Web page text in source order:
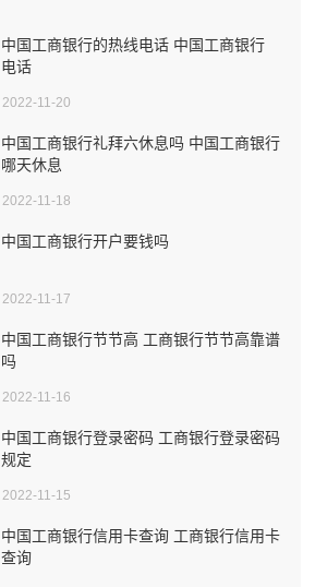
中国工商银行的热线电话 中国工商银行
电话
2022-11-20
中国工商银行礼拜六休息吗 中国工商银行
哪天休息
2022-11-18
中国工商银行开户要钱吗
2022-11-17
中国工商银行节节高 工商银行节节高靠谱
吗
2022-11-16
中国工商银行登录密码 工商银行登录密码
规定
2022-11-15
中国工商银行信用卡查询 工商银行信用卡
查询